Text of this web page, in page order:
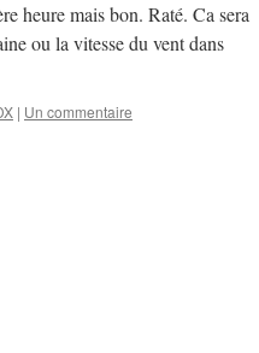
heure mais bon. Raté. Ca sera
ou la vitesse du vent dans
| Un commentaire